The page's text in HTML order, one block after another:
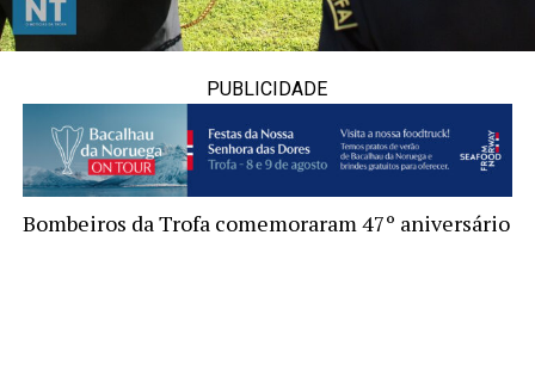
PUBLICIDADE
Bombeiros da Trofa comemoraram 47º aniversário